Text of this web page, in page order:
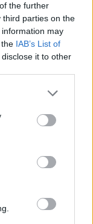
the further
third parties on the
information may
IAB’s List of
it to other
Elaitis,
το
εκδήλωση που
στο
↗